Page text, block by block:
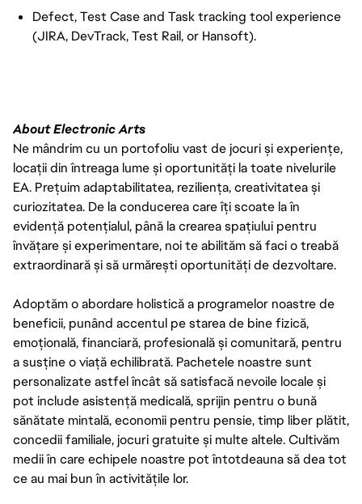
Defect, Test Case and Task tracking tool experience
(JIRA, DevTrack, Test Rail, or Hansoft).
About Electronic Arts
Ne mândrim cu un portofoliu vast de jocuri și experiențe,
locații din întreaga lume și oportunități la toate nivelurile
EA. Prețuim adaptabilitatea, reziliența, creativitatea și
curiozitatea. De la conducerea care îți scoate la în
evidență potențialul, până la crearea spațiului pentru
învățare și experimentare, noi te abilităm să faci o treabă
extraordinară și să urmărești oportunități de dezvoltare.
Adoptăm o abordare holistică a programelor noastre de
beneficii, punând accentul pe starea de bine fizică,
emoțională, financiară, profesională și comunitară, pentru
a susține o viață echilibrată. Pachetele noastre sunt
personalizate astfel încât să satisfacă nevoile locale și
pot include asistență medicală, sprijin pentru o bună
sănătate mintală, economii pentru pensie, timp liber plătit,
concedii familiale, jocuri gratuite și multe altele. Cultivăm
medii în care echipele noastre pot întotdeauna să dea tot
ce au mai bun în activitățile lor.